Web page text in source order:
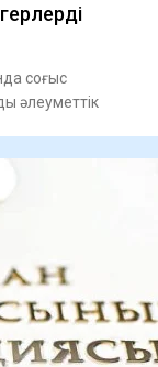
соғыс
әлеуметтік